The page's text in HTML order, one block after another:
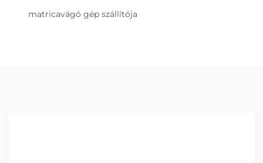
matricavágó gép szállítója